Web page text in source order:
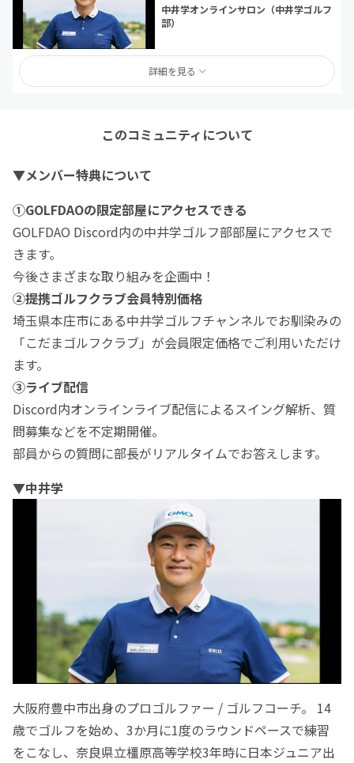
中井学オンラインサロン（中井学ゴルフ
部）
詳細を見る
このコミュニティについて
▼メンバー特典について
①GOLFDAOの限定部屋にアクセスできる
GOLFDAO Discord内の中井学ゴルフ部部屋にアクセスで
きます。
今後さまざまな取り組みを企画中！
②提携ゴルフクラブ会員特別価格
埼玉県本庄市にある中井学ゴルフチャンネルでお馴染みの
「こだまゴルフクラブ」が会員限定価格でご利用いただけ
ます。
③ライブ配信
Discord内オンラインライブ配信によるスイング解析、質
問募集などを不定期開催。
部員からの質問に部長がリアルタイムでお答えします。
▼中井学
大阪府豊中市出身のプロゴルファー / ゴルフコーチ。 14
歳でゴルフを始め、3か月に1度のラウンドペースで練習
をこなし、奈良県立橿原高等学校3年時に日本ジュニア出